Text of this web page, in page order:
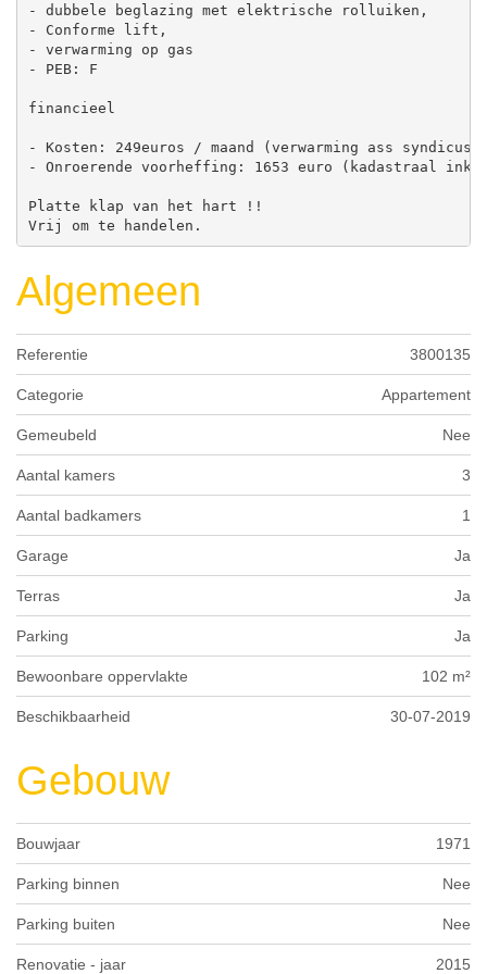
- dubbele beglazing met elektrische rolluiken,
- Conforme lift,
- verwarming op gas
- PEB: F
financieel
- Kosten: 249euros / maand (verwarming ass
- Onroerende voorheffing: 1653 euro (kadastraal
Platte klap van het hart !!
Vrij om te handelen.
Algemeen
Referentie 3800135
Categorie Appartement
Gemeubeld Nee
Aantal kamers 3
Aantal badkamers 1
Garage Ja
Terras Ja
Parking Ja
Bewoonbare oppervlakte 102 m²
Beschikbaarheid 30-07-2019
Gebouw
Bouwjaar 1971
Parking binnen Nee
Parking buiten Nee
Renovatie - jaar 2015